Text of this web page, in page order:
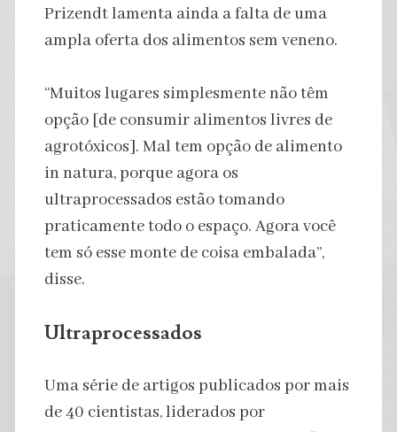
Prizendt lamenta ainda a falta de uma
ampla oferta dos alimentos sem veneno.
“Muitos lugares simplesmente não têm
opção [de consumir alimentos livres de
agrotóxicos]. Mal tem opção de alimento
in natura, porque agora os
ultraprocessados estão tomando
praticamente todo o espaço. Agora você
tem só esse monte de coisa embalada”,
disse.
Ultraprocessados
Uma série de artigos publicados por mais
de 40 cientistas, liderados por